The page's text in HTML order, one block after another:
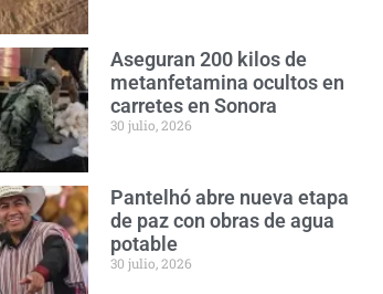
Aseguran 200 kilos de
metanfetamina ocultos en
carretes en Sonora
30 julio, 2026
Pantelhó abre nueva etapa
de paz con obras de agua
potable
30 julio, 2026